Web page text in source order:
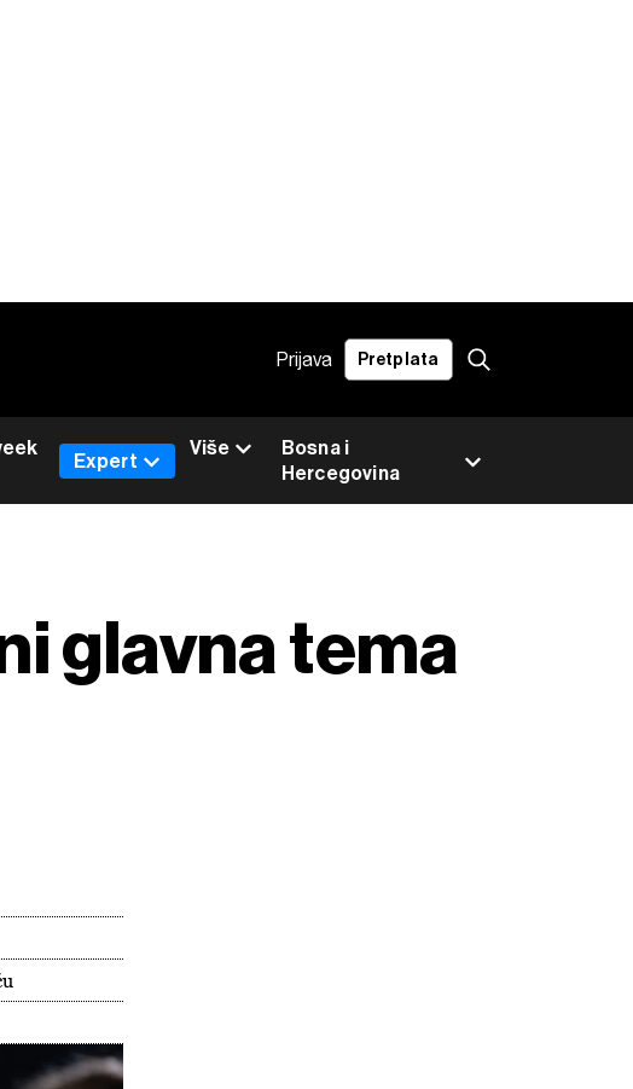
Prijava Pretplata
Bosna i
Hercegovina
Expert
Više
glavna tema